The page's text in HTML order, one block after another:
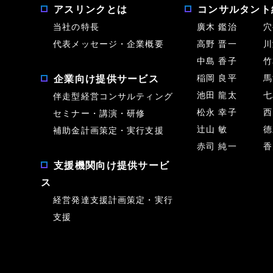
アスリンクとは
当社の特長
代表メッセージ・企業概要
企業向け提供サービス
伴走型経営コンサルティング
セミナー・講演・研修
補助金計画策定・実行支援
支援機関向け提供サービ
ス
経営発達支援計画策定・実行
支援
コンサルタン
廣木 鑑治
高野 晋一
中島 香子
稲岡 良平
池田 龍太
松永 幸子
辻山 敏
赤司 純一